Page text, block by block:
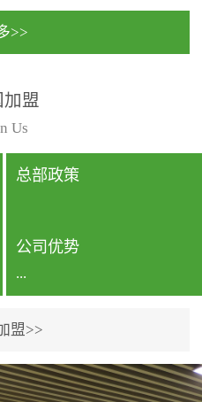
行国家规定的标准检测方
法，空气采样量准确，检
测结果可靠，远胜于其他
检测...
>>
加盟
Us
总部政策
公司优势
...
专利保护优势、双甲资质
企业（“室内环境净化治理
盟>>